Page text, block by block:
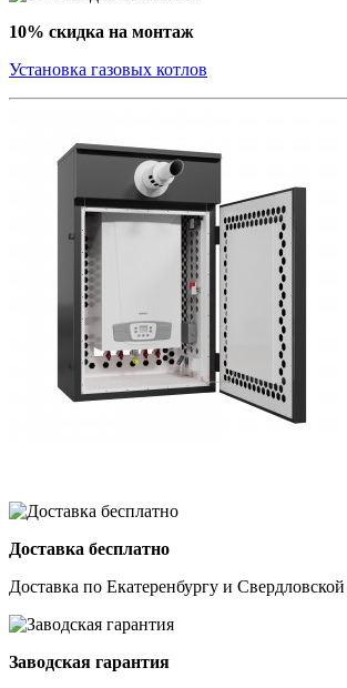
10% скидка на монтаж
Установка газовых котлов
Доставка бесплатно
Доставка по Екатеренбургу и Свердловской
Заводская гарантия